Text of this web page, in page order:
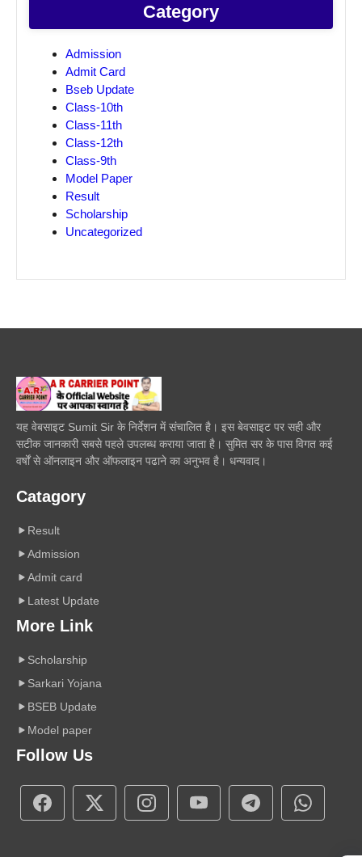
Category
Admission
Admit Card
Bseb Update
Class-10th
Class-11th
Class-12th
Class-9th
Model Paper
Result
Scholarship
Uncategorized
यह वेबसाइट Sumit Sir के निर्देशन में संचालित है। इस बेवसाइट पर सही और
सटीक जानकारी सबसे पहले उपलब्ध कराया जाता है। सुमित सर के पास विगत कई
वर्षों से ऑनलाइन और ऑफलाइन पढाने का अनुभव है। धन्यवाद।
Catagory
Result
Admission
Admit card
Latest Update
More Link
Scholarship
Sarkari Yojana
BSEB Update
Model paper
Follow Us